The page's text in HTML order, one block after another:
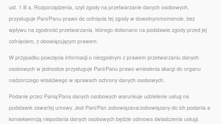
Festyn nad jeziorem Ostrowickim
Już w sobotę 11 lipca o godz. 15:00
zapraszamy wszystkich mieszkańców i
gości na Festyn nad Jeziorem Ostrowickim
atrakcji, dobrej zabawy i letniej atmosfery
dla całych rodzin. W programie m.in.:
kajaki, rowerki wodne i rejsy motorówką,
ust. 1 lit a, Rozporządzenia, czyli zgody na przetwarzanie danych osobowych,
przysługuje Pani/Panu prawo do cofnięcia tej zgody w dowolnymmomencie, bez
wpływu na zgodność przetwarzania, którego dokonano na podstawie zgody przed jej
cofnięciem, z obowiązującym prawem.
W przypadku powzięcia informacji o niezgodnym z prawem przetwarzaniu danych
osobowych w jednostce przysługuje Pani/Panu prawo wniesienia skargi do organu
nadzorczego właściwego w sprawach ochrony danych osobowych.
Podanie przez Panią/Pana danych osobowych warunkuje udzielenie usług na
podstawie zawartej umowy. Jest Pani/Pan zobowiązana/zobowiązany do ich podania a
konsekwencją niepodania danych osobowych będzie odmowa świadczenia usługi.